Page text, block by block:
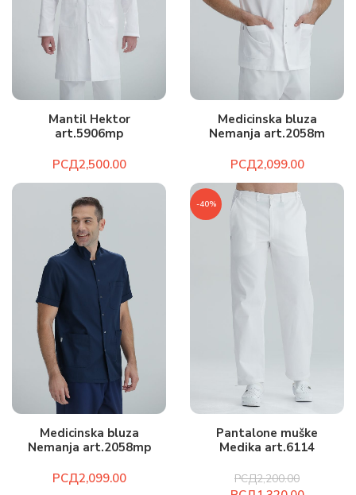
Mantil Hektor
art.5906mp
РСД
Medicinska bluza
Nemanja art.2058m
РСД
Medicinska bluza
Nemanja art.2058mp
РСД
-40%
Pantalone muške
Medika art.6114
РСД2,200.00